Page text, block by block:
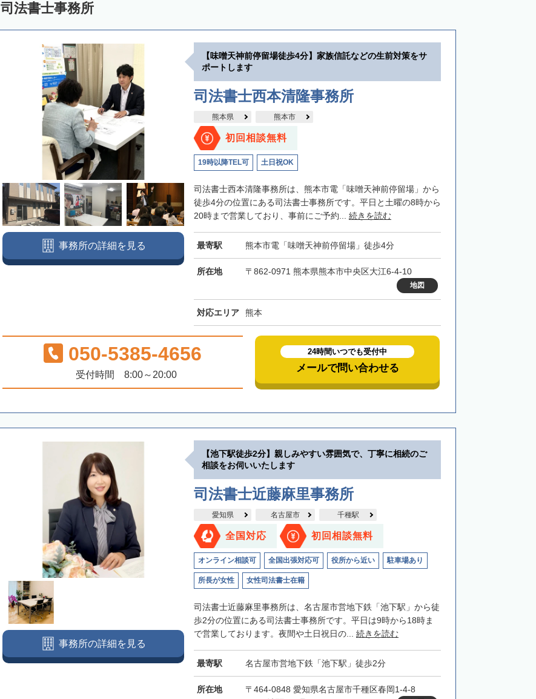
司法書士事務所
【味噌天神前停留場徒歩4分】家族信託などの生前対策をサ
ポートします
司法書士西本清隆事務所
熊本県 熊本市
初回相談無料
19時以降TEL可 土日祝OK
司法書士西本清隆事務所は、熊本市電「味噌天神前停留場」から
徒歩4分の位置にある司法書士事務所です。平日と土曜の8時から
20時まで営業しており、事前にご予約... 続きを読む
最寄駅 熊本市電「味噌天神前停留場」徒歩4分
所在地 〒862-0971 熊本県熊本市中央区大江6-4-10
地図
対応エリア 熊本
事務所の詳細を見る
050-5385-4656
受付時間 8:00～20:00
24時間いつでも受付中
メールで問い合わせる
【池下駅徒歩2分】親しみやすい雰囲気で、丁寧に相続のご
相談をお伺いいたします
司法書士近藤麻里事務所
愛知県 名古屋市 千種駅
全国対応 初回相談無料
オンライン相談可 全国出張対応可 役所から近い 駐車場あり
所長が女性 女性司法書士在籍
司法書士近藤麻里事務所は、名古屋市営地下鉄「池下駅」から徒
歩2分の位置にある司法書士事務所です。平日は9時から18時ま
で営業しております。夜間や土日祝日の... 続きを読む
最寄駅 名古屋市営地下鉄「池下駅」徒歩2分
所在地
〒464-0848 愛知県名古屋市千種区春岡1-4-8
事務所の詳細を見る